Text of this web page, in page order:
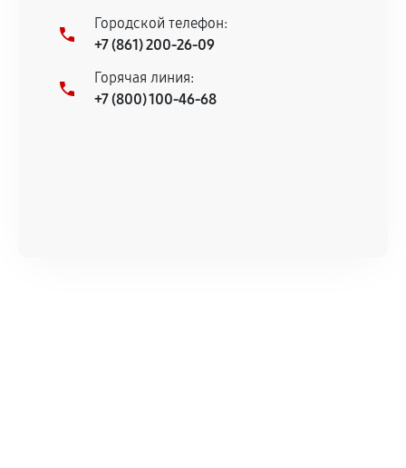
Городской телефон:
+7 (861) 200-26-09
Горячая линия:
+7 (800) 100-46-68